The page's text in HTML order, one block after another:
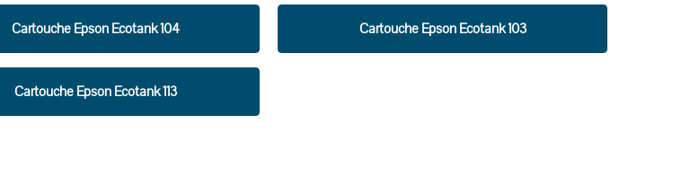
Cartouche Epson Ecotank 104 Cartouche Epson Ecotank 103
Cartouche Epson Ecotank 113